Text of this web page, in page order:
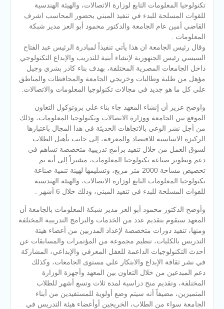
تكنولوجيا المعلومات التابع لوزارة الاتصالات، والهيئة الهندسية
للقوات المسلحة للبدء في تنفيذ المبني بحضور المحاسب اشرف
القاضي أمين عام الجامعة والدكتور محمود أبو العز مدير شبكة
المعلومات .
وقال رئيس الجامعة ان هذا يأتي تنفيذاً لمبادرة الرئيس عبد الفتاح
السيسي رئيس الجنهورية لإنشاء أبنية للتدريب والإبداع التكنولوجي
داخل الجامعات المصرية المختلفة، بهدف بناء كادر بشري وجيل
مؤهل من طلبة وطالبات وخريجي الجامعة والمحافظات والمناطق
علي كل ما هو جديد في مجالات تكنولوجيا المعلومات والاتصالات.
واوضح عزيز أن إنشاء المعهد جاء بناء علي بروتوكول التعاون
الموقع بين الجامعة ووزارة الاتصالات وتكنولوجيا المعلومات، وذلك
من أجل نشر الوعي بالاتجاهات الحديثة في هذا المجال باعتبارها
الركيزة الاساسية للاقتصاد والمعرفة، إلى جانب تأهيل الطلاب
لسوق العمل من خلال تنفيذ برامج تدريبية متخصصة تساهم في
دعم وتطوير صناعة تكنولوجيا المعلومات، مشيراً إلى أنه تم
تخصيص مساحة 2000 متر مربع، وتسليمها لهيئة تنمية صناعة
تكنولوجيا المعلومات التابع لوزارة الاتصالات، والهيئة الهندسية
للقوات المسلحة للبدء في تنفيذ المبني، وذلك خلال 6 أشهر .
وأوضح الدكتور محمود أبو العز مدير شبكة المعلومات بالجامعة أن
المعهد سيقوم بتقديم عدد من الخدمات والبرامج التدريبية المختلفة
ومنها، تنفيذ دورات متخصصة لإعداد المدربين من أعضاء هيئة
التدريس بالكليات، تنظيم مجموعة من المؤتمرات والمسابقات عن
أحدث التكنولوجيات الداعمة للعقل المعرفي والإبداعي، المشاركة
في نشر ثقافة الإبداع والابتكار علي مستوى الجامعات، وكذلك
دعم المبدعين من خلال التعاون بين المعهد وأجهزة الوزارة
المختلفة، وتقديم منح دراسية لمدة ثلاث وتسع أشهر للطلاب
المتميزين، مضيفاً أنه سيتم وضع أولوية للمستفيدين من أبناء
الجامعة سواء من الطلاب، الخريجين أوأعضاء هيئة التدريس في